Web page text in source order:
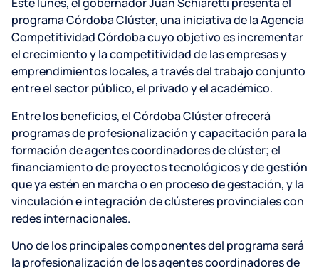
Este lunes, el gobernador Juan Schiaretti presenta el
programa Córdoba Clúster, una iniciativa de la Agencia
Competitividad Córdoba cuyo objetivo es incrementar
el crecimiento y la competitividad de las empresas y
emprendimientos locales, a través del trabajo conjunto
entre el sector público, el privado y el académico.
Entre los beneficios, el Córdoba Clúster ofrecerá
programas de profesionalización y capacitación para la
formación de agentes coordinadores de clúster; el
financiamiento de proyectos tecnológicos y de gestión
que ya estén en marcha o en proceso de gestación, y la
vinculación e integración de clústeres provinciales con
redes internacionales.
Uno de los principales componentes del programa será
la profesionalización de los agentes coordinadores de